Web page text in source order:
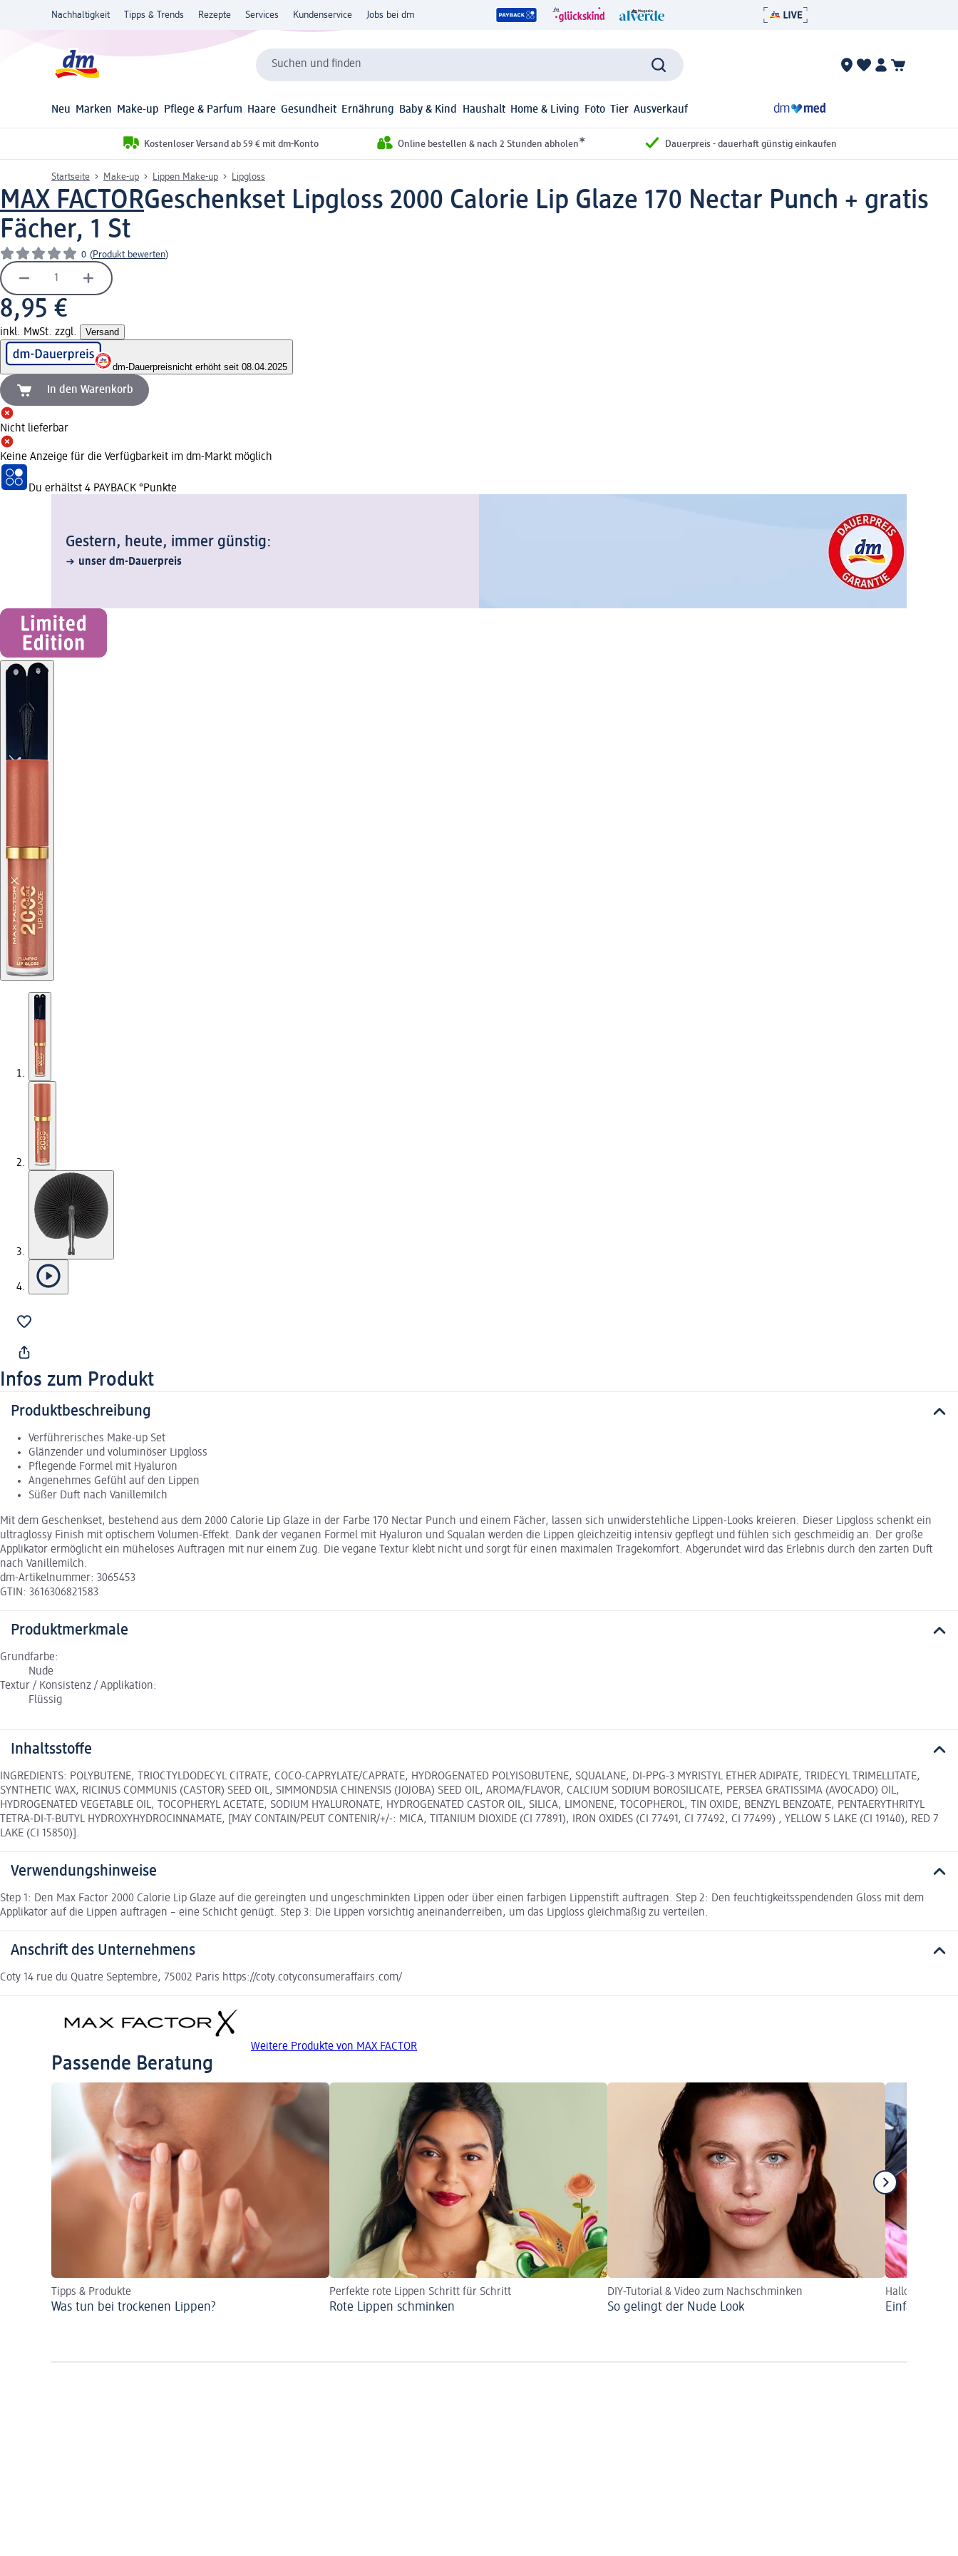
Nachhaltigkeit Tipps & Trends Rezepte Services Kundenservice Jobs bei dm
Suchen und finden
Neu Marken Make-up Pflege & Parfum Haare Gesundheit Ernährung Baby & Kind Haushalt Home & Living Foto Tier Ausverkauf
Kostenloser Versand ab 59 € mit dm-Konto Online bestellen & nach 2 Stunden abholen* Dauerpreis - dauerhaft günstig einkaufen
Startseite Make-up Lippen Make-up Lipgloss
MAX FACTORGeschenkset Lipgloss 2000 Calorie Lip Glaze 170 Nectar Punch + gratis
Fächer, 1 St
0 (Produkt bewerten)
8,95 €
inkl. MwSt. zzgl. Versand
dm-Dauerpreisnicht erhöht seit 08.04.2025
In den Warenkorb
Nicht lieferbar
Keine Anzeige für die Verfügbarkeit im dm-Markt möglich
Du erhältst 4 PAYBACK °Punkte
Gestern, heute, immer günstig:
unser dm-Dauerpreis
Infos zum Produkt
Produktbeschreibung
Verführerisches Make-up Set
Glänzender und voluminöser Lipgloss
Pflegende Formel mit Hyaluron
Angenehmes Gefühl auf den Lippen
Süßer Duft nach Vanillemilch
Mit dem Geschenkset, bestehend aus dem 2000 Calorie Lip Glaze in der Farbe 170 Nectar Punch und einem Fächer, lassen sich unwiderstehliche Lippen-Looks kreieren. Dieser Lipgloss schenkt ein
ultraglossy Finish mit optischem Volumen-Effekt. Dank der veganen Formel mit Hyaluron und Squalan werden die Lippen gleichzeitig intensiv gepflegt und fühlen sich geschmeidig an. Der große
Applikator ermöglicht ein müheloses Auftragen mit nur einem Zug. Die vegane Textur klebt nicht und sorgt für einen maximalen Tragekomfort. Abgerundet wird das Erlebnis durch den zarten Duft
nach Vanillemilch.
dm-Artikelnummer: 3065453
GTIN: 3616306821583
Produktmerkmale
Grundfarbe:
Nude
Textur / Konsistenz / Applikation:
Flüssig
Inhaltsstoffe
INGREDIENTS: POLYBUTENE, TRIOCTYLDODECYL CITRATE, COCO-CAPRYLATE/CAPRATE, HYDROGENATED POLYISOBUTENE, SQUALANE, DI-PPG-3 MYRISTYL ETHER ADIPATE, TRIDECYL TRIMELLITATE,
SYNTHETIC WAX, RICINUS COMMUNIS (CASTOR) SEED OIL, SIMMONDSIA CHINENSIS (JOJOBA) SEED OIL, AROMA/FLAVOR, CALCIUM SODIUM BOROSILICATE, PERSEA GRATISSIMA (AVOCADO) OIL,
HYDROGENATED VEGETABLE OIL, TOCOPHERYL ACETATE, SODIUM HYALURONATE, HYDROGENATED CASTOR OIL, SILICA, LIMONENE, TOCOPHEROL, TIN OXIDE, BENZYL BENZOATE, PENTAERYTHRITYL
TETRA-DI-T-BUTYL HYDROXYHYDROCINNAMATE, [MAY CONTAIN/PEUT CONTENIR/+/-: MICA, TITANIUM DIOXIDE (CI 77891), IRON OXIDES (CI 77491, CI 77492, CI 77499) , YELLOW 5 LAKE (CI 19140), RED 7
LAKE (CI 15850)].
Verwendungshinweise
Step 1: Den Max Factor 2000 Calorie Lip Glaze auf die gereingten und ungeschminkten Lippen oder über einen farbigen Lippenstift auftragen. Step 2: Den feuchtigkeitsspendenden Gloss mit dem
Applikator auf die Lippen auftragen – eine Schicht genügt. Step 3: Die Lippen vorsichtig aneinanderreiben, um das Lipgloss gleichmäßig zu verteilen.
Anschrift des Unternehmens
Coty 14 rue du Quatre Septembre, 75002 Paris https://coty.cotyconsumeraffairs.com/
Weitere Produkte von MAX FACTOR
Passende Beratung
Tipps & Produkte
Was tun bei trockenen Lippen?
Perfekte rote Lippen Schritt für Schritt
Rote Lippen schminken
DIY-Tutorial & Video zum Nachschminken
So gelingt der Nude Look
Halloween
Einfache